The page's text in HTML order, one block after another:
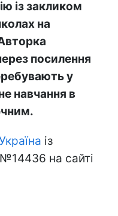
із закликом
на
посилення
у
навчання в
із
на сайті